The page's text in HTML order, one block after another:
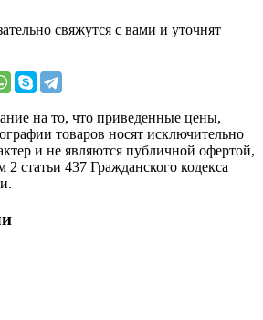
свяжутся с вами и уточнят
на то, что приведенные цены,
товаров носят исключительно
и не являются публичной офертой,
статьи 437 Гражданского кодекса